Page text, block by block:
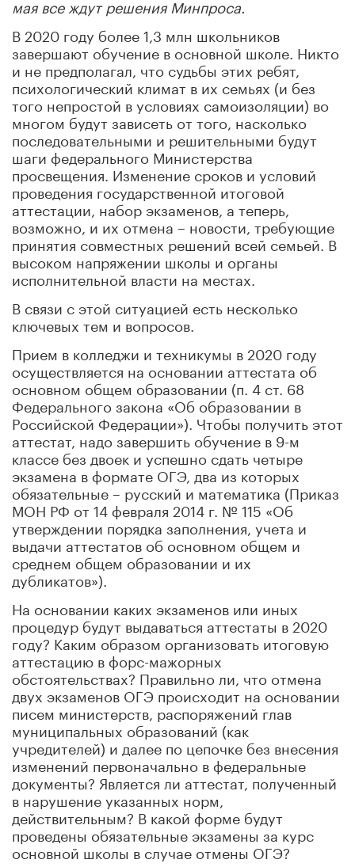
мая все ждут решения Минпроса.
В 2020 году более 1,3 млн школьников
завершают обучение в основной школе. Никто
и не предполагал, что судьбы этих ребят,
психологический климат в их семьях (и без
того непростой в условиях самоизоляции) во
многом будут зависеть от того, насколько
последовательными и решительными будут
шаги федерального Министерства
просвещения. Изменение сроков и условий
проведения государственной итоговой
аттестации, набор экзаменов, а теперь,
возможно, и их отмена – новости, требующие
принятия совместных решений всей семьей. В
высоком напряжении школы и органы
исполнительной власти на местах.
В связи с этой ситуацией есть несколько
ключевых тем и вопросов.
Прием в колледжи и техникумы в 2020 году
осуществляется на основании аттестата об
основном общем образовании (п. 4 ст. 68
Федерального закона «Об образовании в
Российской Федерации»). Чтобы получить этот
аттестат, надо завершить обучение в 9-м
классе без двоек и успешно сдать четыре
экзамена в формате ОГЭ, два из которых
обязательные – русский и математика (Приказ
МОН РФ от 14 февраля 2014 г. № 115 «Об
утверждении порядка заполнения, учета и
выдачи аттестатов об основном общем и
среднем общем образовании и их
дубликатов»).
На основании каких экзаменов или иных
процедур будут выдаваться аттестаты в 2020
году? Каким образом организовать итоговую
аттестацию в форс-мажорных
обстоятельствах? Правильно ли, что отмена
двух экзаменов ОГЭ происходит на основании
писем министерств, распоряжений глав
муниципальных образований (как
учредителей) и далее по цепочке без внесения
изменений первоначально в федеральные
документы? Является ли аттестат, полученный
в нарушение указанных норм,
действительным? В какой форме будут
проведены обязательные экзамены за курс
основной школы в случае отмены ОГЭ?